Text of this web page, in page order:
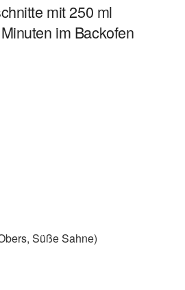
mit 250 ml
im Backofen
Süße Sahne)